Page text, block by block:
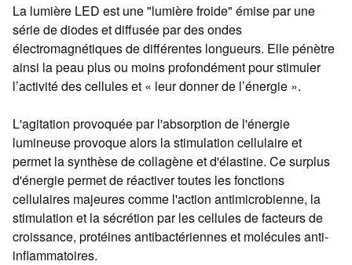
La lumière LED est une "lumière froide" émise par une
série de diodes et diffusée par des ondes
électromagnétiques de différentes longueurs. Elle pénètre
ainsi la peau plus ou moins profondément pour stimuler
l’activité des cellules et « leur donner de l’énergie ».
L'agitation provoquée par l'absorption de l'énergie
lumineuse provoque alors la stimulation cellulaire et
permet la synthèse de collagène et d'élastine. Ce surplus
d'énergie permet de réactiver toutes les fonctions
cellulaires majeures comme l'action antimicrobienne, la
stimulation et la sécrétion par les cellules de facteurs de
croissance, protéines antibactériennes et molécules anti-
inflammatoires.